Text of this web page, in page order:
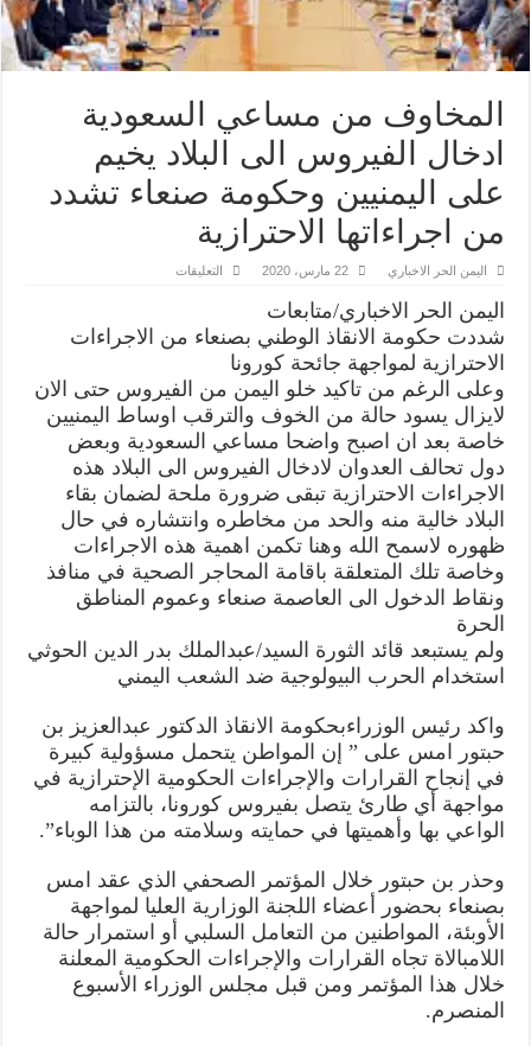
المخاوف من مساعي السعودية
ادخال الفيروس الى البلاد يخيم
على اليمنيين وحكومة صنعاء تشدد
من اجراءاتها الاحترازية
اليمن الحر الاخباري 22 مارس، 2020 التعليقات
السعودية
ادخال
البلاد
يخيم
على
اليمنيين
وحكومة
صنعاء
تشدد
من
اجراءاتها
الاحترازية
مغلقة
اليمن الحر الاخباري/متابعات
شددت حكومة الانقاذ الوطني بصنعاء من الاجراءات
الاحترازية لمواجهة جائحة كورونا
وعلى الرغم من تاكيد خلو اليمن من الفيروس حتى الان
لايزال يسود حالة من الخوف والترقب اوساط اليمنيين
خاصة بعد ان اصبح واضحا مساعي السعودية وبعض
دول تحالف العدوان لادخال الفيروس الى البلاد هذه
الاجراءات الاحترازية تبقى ضرورة ملحة لضمان بقاء
البلاد خالية منه والحد من مخاطره وانتشاره في حال
ظهوره لاسمح الله وهنا تكمن اهمية هذه الاجراءات
وخاصة تلك المتعلقة باقامة المحاجر الصحية في منافذ
ونقاط الدخول الى العاصمة صنعاء وعموم المناطق
الحرة
ولم يستبعد قائد الثورة السيد/عبدالملك بدر الدين الحوثي
استخدام الحرب البيولوجية ضد الشعب اليمني
واكد رئيس الوزراءبحكومة الانقاذ الدكتور عبدالعزيز بن
حبتور امس على ” إن المواطن يتحمل مسؤولية كبيرة
في إنجاح القرارات والإجراءات الحكومية الإحترازية في
مواجهة أي طارئ يتصل بفيروس كورونا، بالتزامه
الواعي بها وأهميتها في حمايته وسلامته من هذا الوباء”.
وحذر بن حبتور خلال المؤتمر الصحفي الذي عقد امس
بصنعاء بحضور أعضاء اللجنة الوزارية العليا لمواجهة
الأوبئة، المواطنين من التعامل السلبي أو استمرار حالة
اللامبالاة تجاه القرارات والإجراءات الحكومية المعلنة
خلال هذا المؤتمر ومن قبل مجلس الوزراء الأسبوع
المنصرم.